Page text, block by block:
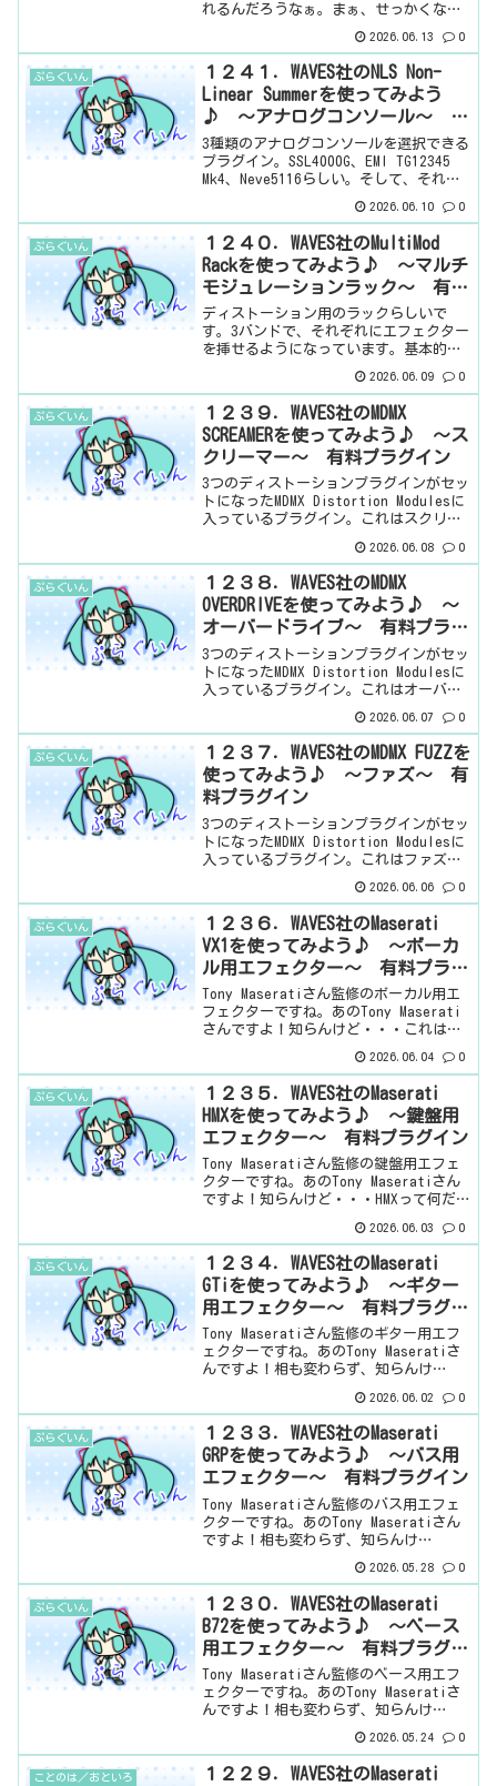
れるんだろうなぁ。まぁ、せっかくなの
ードはこちら。インストール方法Waves
Centralというソフトからインストール
見た...
2026.06.13 0
ぷらぐいん
１２４１．WAVES社のNLS Non-
Linear Summerを使ってみよう
♪ ～アナログコンソール～ 有
料プラグイン
3種類のアナログコンソールを選択できる
プラグイン。SSL4000G、EMI TG12345
Mk4、Neve5116らしい。そして、それだ
ンのすごいところ。まぁ、とりあえず見
ていきましょう。基本情報ダウン...
2026.06.10 0
ぷらぐいん
１２４０．WAVES社のMultiMod
Rackを使ってみよう♪ ～マルチ
モジュレーションラック～ 有料
プラグイン
ディストーション用のラックらしいで
す。3バンドで、それぞれにエフェクター
を挿せるようになっています。基本的
用できるプラグインが、Abbey Road
Saturator、Berzerk、MDMX Dist...
2026.06.09 0
ぷらぐいん
１２３９．WAVES社のMDMX
SCREAMERを使ってみよう♪ ～ス
クリーマー～ 有料プラグイン
3つのディストーションプラグインがセッ
トになったMDMX Distortion Modulesに
入っているプラグイン。これはスクリー
グインとはいえ、特段ギター用、という
ことでもないらしいです。というか、
色...
2026.06.08 0
ぷらぐいん
１２３８．WAVES社のMDMX
OVERDRIVEを使ってみよう♪ ～
オーバードライブ～ 有料プラグ
イン
3つのディストーションプラグインがセッ
トになったMDMX Distortion Modulesに
入っているプラグイン。これはオーバー
プラグインとはいえ、特段ギター用、と
いうことでもないらしいです。という
か...
2026.06.07 0
ぷらぐいん
１２３７．WAVES社のMDMX FUZZを
使ってみよう♪ ～ファズ～ 有
料プラグイン
3つのディストーションプラグインがセッ
トになったMDMX Distortion Modulesに
入っているプラグイン。これはファズら
とはいえ、特段ギター用、ということで
もないらしいです。というか、色々な
音...
2026.06.06 0
ぷらぐいん
１２３６．WAVES社のMaserati
VX1を使ってみよう♪ ～ボーカ
ル用エフェクター～ 有料プラグ
イン
Tony Maseratiさん監修のボーカル用エ
フェクターですね。あのTony Maserati
さんですよ！知らんけど・・・これはタ
いので、わかりやすいやつです。基本情
報ダウンロードはこちら。インストー
ル...
2026.06.04 0
ぷらぐいん
１２３５．WAVES社のMaserati
HMXを使ってみよう♪ ～鍵盤用
エフェクター～ 有料プラグイン
Tony Maseratiさん監修の鍵盤用エフェ
クターですね。あのTony Maseratiさん
ですよ！知らんけど・・・HMXって何だ？
ったんだけど、Harmonicsのことだっ
た。そして、なんで、Har...
2026.06.03 0
ぷらぐいん
１２３４．WAVES社のMaserati
GTiを使ってみよう♪ ～ギター
用エフェクター～ 有料プラグイ
ンTony Maseratiさん監修のギター用エフ
ェクターですね。あのTony Maseratiさ
んですよ！相も変わらず、知らんけ
ゃっちゃと見ていきましょう。基本情報
ダウンロードはこちら。インストール方
法W...
2026.06.02 0
ぷらぐいん
１２３３．WAVES社のMaserati
GRPを使ってみよう♪ ～バス用
エフェクター～ 有料プラグイン
Tony Maseratiさん監修のバス用エフェ
クターですね。あのTony Maseratiさん
ですよ！相も変わらず、知らんけ
しいです。接着効果ってやつですね。こ
のグルー効果ってよく聞くんですけど、
いまい...
2026.05.28 0
ぷらぐいん
１２３０．WAVES社のMaserati
B72を使ってみよう♪ ～ベース
用エフェクター～ 有料プラグイ
ン
Tony Maseratiさん監修のベース用エフ
ェクターですね。あのTony Maseratiさ
んですよ！相も変わらず、知らんけ
ーもタイプが2つあるんだけど、エレキベ
ース、アコースティックベース用が
DI、...
2026.05.24 0
ことのは／おといろ １２２９．WAVES社のMaserati